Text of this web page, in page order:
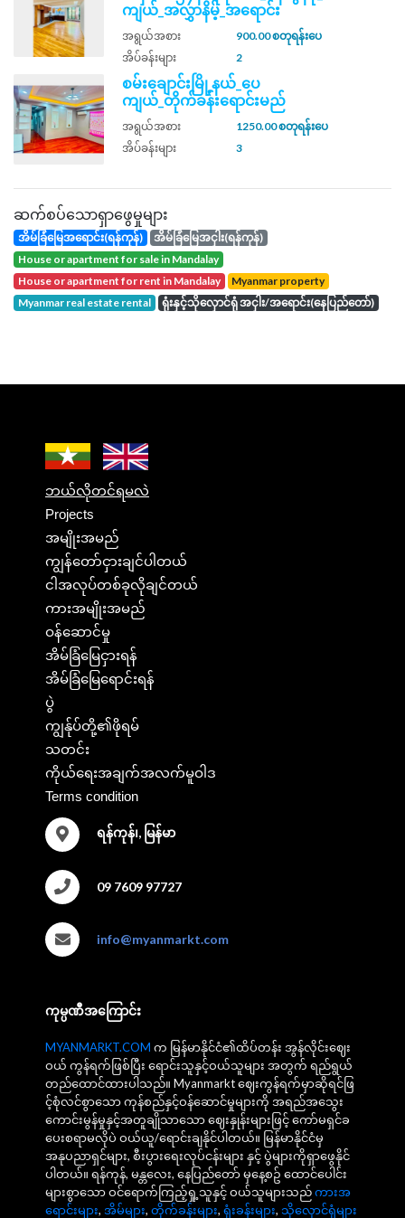
ကျယ်_အလွှာနိမ့်_အရောင်း
အရွယ်အစား
900.00 စတုရန်းပေ
အိပ်ခန်းများ
2
စမ်းချောင်းမြို့နယ်_ပေ
ကျယ်_တိုက်ခန်းရောင်းမည်
အရွယ်အစား
1250.00 စတုရန်းပေ
အိပ်ခန်းများ
3
ဆက်စပ်သောရှာဖွေမှုများ
အိမ်ခြံမြေအရောင်း(ရန်ကုန်)
အိမ်ခြံမြေအငှါး(ရန်ကုန်)
house or apartment for sale in Mandalay
house or apartment for rent in Mandalay
Myanmar property
Myanmar real estate rental
ရုံးနှင့်သိုလှောင်ရုံ အငှါး/အရောင်း(နေပြည်တော်)
ဘယ်လိုတင်ရမလဲ
Projects
အမျိုးအမည်
ကျွန်တော်ငှားချင်ပါတယ်
ငါအလုပ်တစ်ခုလိုချင်တယ်
ကားအမျိုးအမည်
ဝန်ဆောင်မှု
အိမ်ခြံမြေငှားရန်
အိမ်ခြံမြေရောင်းရန်
ပွဲ
ကျွန်ုပ်တို့၏ဖိုရမ်
သတင်း
ကိုယ်ရေးအချက်အလက်မူဝါဒ
Terms condition
ရန်ကုန်၊, မြန်မာ
09 7609 97727
info@myanmarkt.com
ကုမ္ပဏီအကြောင်း
MYANMARKT.COM က မြန်မာနိုင်ငံ၏ထိပ်တန်း အွန်လိုင်းဈေး
ဝယ် ကွန်ရက်ဖြစ်ပြီး ရောင်းသူနှင့်ဝယ်သူများ အတွက် ရည်ရွယ်
တည်ထောင်ထားပါသည်။ Myanmarkt ဈေးကွန်ရက်မှာဆိုရင်ဖြ
င့်စုံလင်စွာသော ကုန်စည်နှင့်ဝန်ဆောင်မှုများကို အရည်အသွေး
ကောင်းမွန်မှုနှင့်အတူချိုသာသော ဈေးနှုန်းများဖြင့် ကော်မရှင်ခ
ပေးစရာမလိုပဲ ဝယ်ယူ/ရောင်းချနိုင်ပါတယ်။ မြန်မာနိုင်ငံမှ
အနုပညာရှင်များ, စီးပွားရေးလုပ်ငန်းများ နှင့် ပွဲများကိုရှာဖွေနိုင်
ပါတယ်။ ရန်ကုန်, မန္တလေး, နေပြည်တော် မှနေ့စဥ် ထောင်ပေါင်း
များစွာသော ဝင်ရောက်ကြည့်ရှု့သူနှင့် ဝယ်သူများသည်ကားအ
ရောင်းများ, အိမ်များ, တိုက်ခန်းများ, ရုံးခန်းများ, သိုလှောင်ရုံများ